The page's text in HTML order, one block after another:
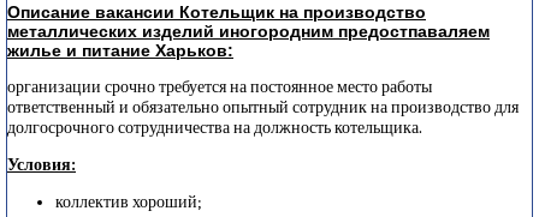
Описание вакансии Котельщик на производство
металлических изделий иногородним предостпаваляем
жилье и питание Харьков:
организации срочно требуется на постоянное место работы
ответственный и обязательно опытный сотрудник на производство для
долгосрочного сотрудничества на должность котельщика.
Условия:
коллектив хороший;